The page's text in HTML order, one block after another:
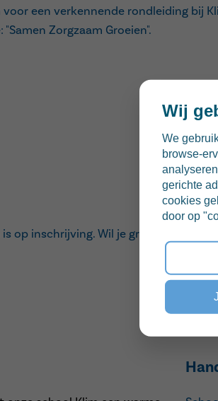
een verkennende rondleiding bij
Zorgzaam Groeien".
op inschrijving. Wil je graag
Wij
We
browse-
gerichte
cookies
door op